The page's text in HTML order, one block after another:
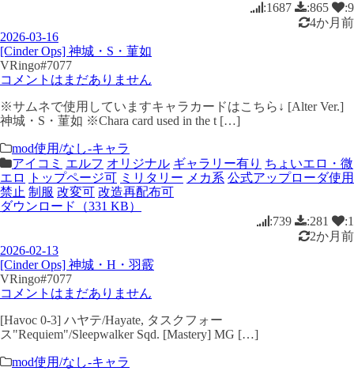
:1687
:865
:9
4か月前
2026-03-16
[Cinder Ops] 神城・S・菫如
VRingo#7077
コメントはまだありません
※サムネで使用していますキャラカードはこちら↓ [Alter Ver.]
神城・S・菫如 ※Chara card used in the t […]
mod使用/なし-キャラ
アイコミ エルフ オリジナル ギャラリー有り ちょいエロ・微
エロ
トップページ可 ミリタリー メカ系 公式アップローダ使用
禁止 制服 改変可 改造再配布可
ダウンロード（331 KB）
:739
:281
:1
2か月前
2026-02-13
[Cinder Ops] 神城・H・羽霰
VRingo#7077
コメントはまだありません
[Havoc 0-3] ハヤテ/Hayate, タスクフォー
ス"Requiem"/Sleepwalker Sqd. [Mastery] MG […]
mod使用/なし-キャラ